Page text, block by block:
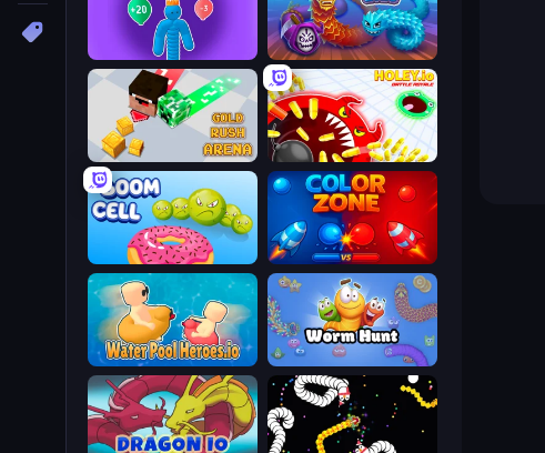
Worms.Zone
Tall.io
Holey.io Battle Royale
Gold Rush Arena
Color Zone
Boom Cell
Worm Hunt
Water Pool Heroes.io